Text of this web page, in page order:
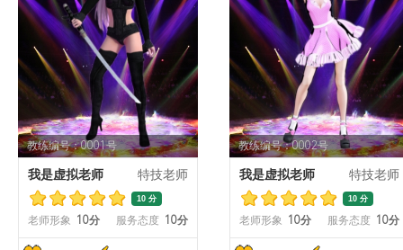
教练编号：0001号
我是虚拟老师 特技老师
10 分
老师形象 10分 服务态度 10分
教练编号：0002号
我是虚拟老师 特技老师
10 分
老师形象 10分 服务态度 10分